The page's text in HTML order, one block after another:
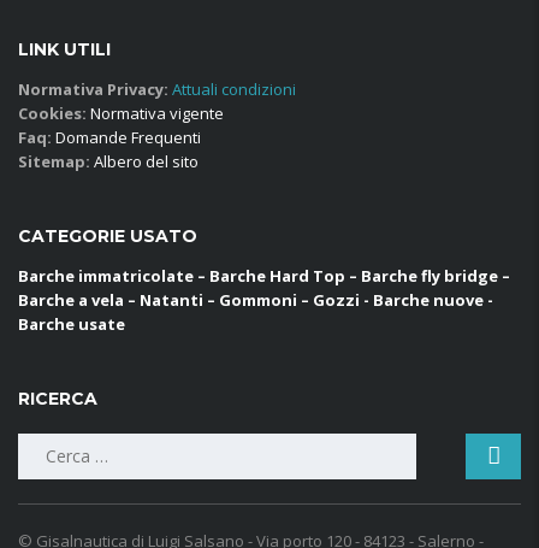
LINK UTILI
Normativa Privacy: Attuali condizioni
Cookies: Normativa vigente
Faq: Domande Frequenti
Sitemap: Albero del sito
CATEGORIE USATO
Barche immatricolate – Barche Hard Top – Barche fly bridge –
Barche a vela – Natanti – Gommoni – Gozzi - Barche nuove -
Barche usate
RICERCA
Ricerca
© Gisalnautica di Luigi Salsano - Via porto 120 - 84123 - Salerno -